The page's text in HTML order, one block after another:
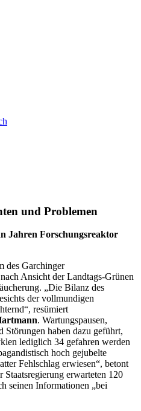
und Problemen
Jahren Forschungsreaktor
des Garchinger
Ansicht der Landtags-Grünen
„Die Bilanz des
der vollmundigen
resümiert
. Wartungspausen,
Störungen haben dazu geführt,
lediglich 34 gefahren werden
hoch gejubelte
Fehlschlag erwiesen“, betont
Staatsregierung erwarteten 120
seinen Informationen „bei